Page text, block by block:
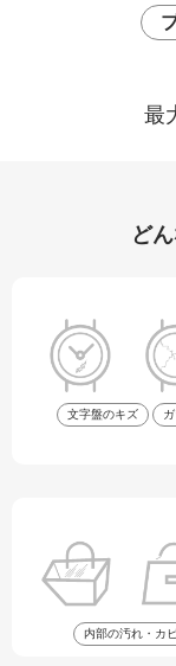
最
ど
文字盤のキズ
内部の汚れ・カ